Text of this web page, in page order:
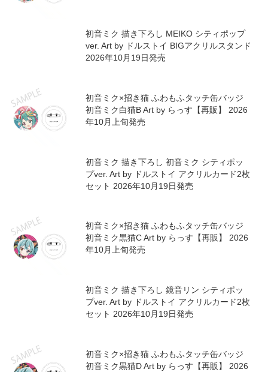
初音ミク 描き下ろし MEIKO シティポップ
ver. Art by ドルストイ BIGアクリルスタンド
2026年10月19日発売
初音ミク×招き猫 ふわもふタッチ缶バッジ
初音ミク白猫B Art by らっす【再販】 2026
年10月上旬発売
初音ミク 描き下ろし 初音ミク シティポッ
プver. Art by ドルストイ アクリルカード2枚
セット 2026年10月19日発売
初音ミク×招き猫 ふわもふタッチ缶バッジ
初音ミク黒猫C Art by らっす【再販】 2026
年10月上旬発売
初音ミク 描き下ろし 鏡音リン シティポッ
プver. Art by ドルストイ アクリルカード2枚
セット 2026年10月19日発売
初音ミク×招き猫 ふわもふタッチ缶バッジ
初音ミク黒猫D Art by らっす【再販】 2026